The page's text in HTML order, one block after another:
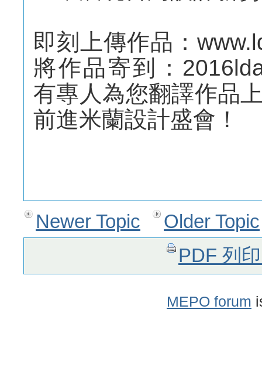
即刻上傳作品：
將作品寄到：
有專人為您翻譯作品
前進米蘭設計盛會！
Newer Topic
Older Topic
PDF 列
MEPO forum